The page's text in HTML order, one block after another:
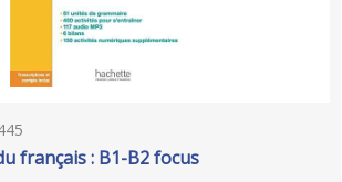
français : B1-B2 focus